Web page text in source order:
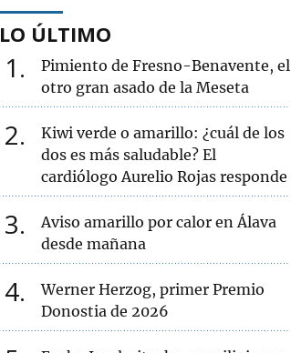
LO ÚLTIMO
1
Pimiento de Fresno-Benavente, el
otro gran asado de la Meseta
2
Kiwi verde o amarillo: ¿cuál de los
dos es más saludable? El
cardiólogo Aurelio Rojas responde
3
Aviso amarillo por calor en Álava
desde mañana
4
Werner Herzog, primer Premio
Donostia de 2026